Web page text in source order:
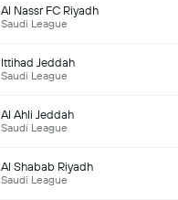
Al Nassr FC Riyadh
Saudi League
Ittihad Jeddah
Saudi League
Al Ahli Jeddah
Saudi League
Al Shabab Riyadh
Saudi League